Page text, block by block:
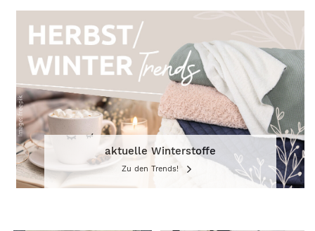
aktuelle Winterstoffe
Zu den Trends!